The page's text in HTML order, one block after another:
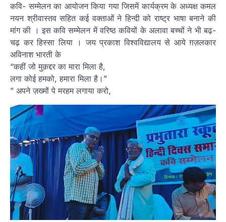
कवि- सम्मेलन का आयोजन किया गया जिसमें कार्यक्रम के अध्यक्ष कमल
नयन श्रीवास्तव सहित कई वक्ताओं ने हिन्दी को राष्ट्र भाषा बनाने की
मांग की । इस कवि सम्मेलन में वरिष्ठ कवियों के अलावा बच्चों ने भी बढ़-
चढ़ कर हिस्सा लिया । जय प्रकाश विश्वविद्यालय से आये ग़ज़लकार
अविनाश भारती के
“कहीं जो मुक़द्दर का मारा मिला है,
लगा कोई हमको, हमारा मिला है।”
” अपने ज़ख्मों पे मरहम लगाया करो,